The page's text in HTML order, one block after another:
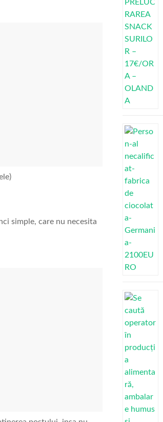
simple, care nu necesita